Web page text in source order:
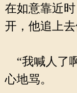
在如意靠近
开，他追上去
“我喊人了
心地骂。